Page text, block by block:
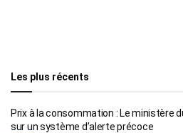
Les plus récents
Prix à la consommation : Le ministère
sur un système d’alerte précoce